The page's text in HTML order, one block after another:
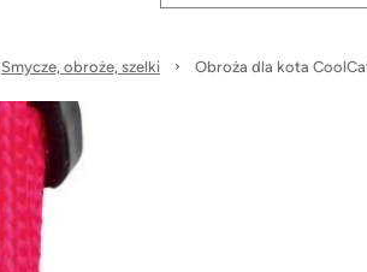
Smycze, obroże, szelki Obroża dla kota